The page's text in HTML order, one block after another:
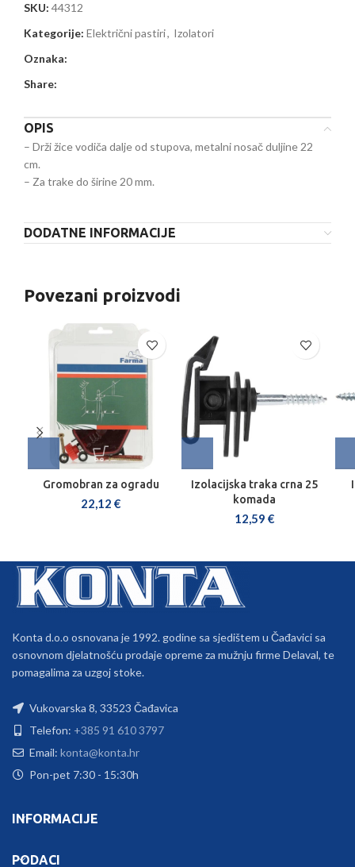
SKU: 44312
Kategorije: Električni pastiri, Izolatori
Oznaka:
Share:
OPIS
– Drži žice vodiča dalje od stupova, metalni nosač duljine 22
cm.
– Za trake do širine 20 mm.
DODATNE INFORMACIJE
Povezani proizvodi
Gromobran za ogradu
22,12 €
Izolacijska traka crna 25
komada
12,59 €
Konta d.o.o osnovana je 1992. godine sa sjedištem u Čađavici sa
osnovnom djelatnošću prodaje opreme za mužnju firme Delaval, te
pomagalima za uzgoj stoke.
Vukovarska 8, 33523 Čađavica
Telefon: +385 91 610 3797
Email: konta@konta.hr
Pon-pet 7:30 - 15:30h
INFORMACIJE
PODACI